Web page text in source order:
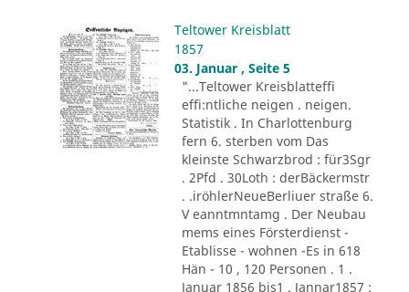
Teltower Kreisblatt
1857
03. Januar , Seite 5
"...Teltower Kreisblatteffi
effi:ntliche neigen . neigen.
Statistik . In Charlottenburg
fern 6. sterben vom Das
kleinste Schwarzbrod : für3Sgr
. 2Pfd . 30Loth : derBäckermstr
. .iröhlerNeueBerliuer straße 6.
V eanntmntamg . Der Neubau
mems eines Försterdienst -
Etablisse - wohnen -Es in 618
Hän - 10 , 120 Personen . 1 .
Januar 1856 bis1 . Jannar1857 :